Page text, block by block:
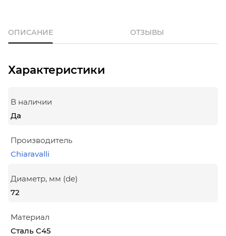
ОПИСАНИЕ ОТЗЫВЫ
Характеристики
В наличии
Да
Производитель
Chiaravalli
Диаметр, мм (de)
72
Материал
Сталь С45